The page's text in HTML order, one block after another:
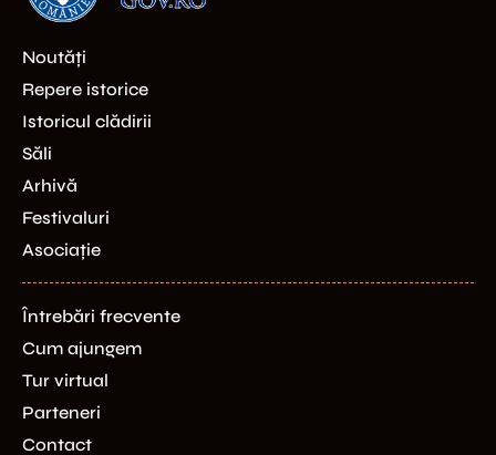
Noutăți
Repere istorice
Istoricul clădirii
Săli
Arhivă
Festivaluri
Asociație
Întrebări frecvente
Cum ajungem
Tur virtual
Parteneri
Contact